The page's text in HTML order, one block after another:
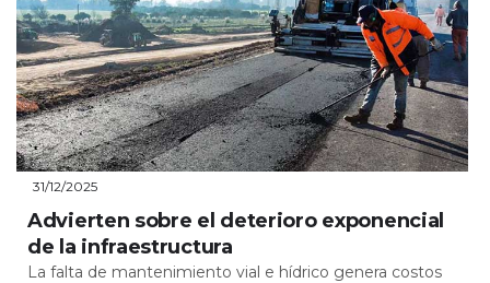
31/12/2025
Advierten sobre el deterioro exponencial
de la infraestructura
La falta de mantenimiento vial e hídrico genera costos